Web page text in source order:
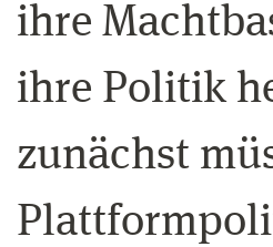
ihre
ihre Politik
zunächst